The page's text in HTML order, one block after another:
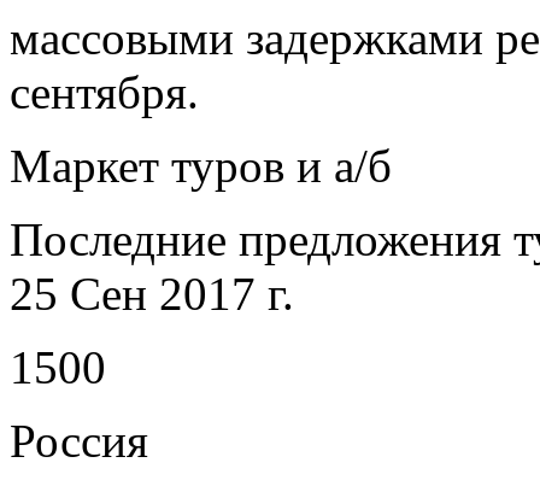
массовыми задержками
сентября.
Маркет туров и а/б
Последние предложения
25 Сен 2017 г.
1500
Россия